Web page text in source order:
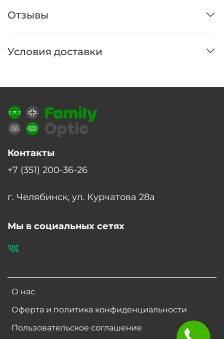
Отзывы
Условия доставки
О нас
Оферта и политика конфиденциальности
Пользовательское соглашение
Контакты
+7 (351) 200-36-26
г. Челябинск, ул. Курчатова 28а
Мы в социальных сетях